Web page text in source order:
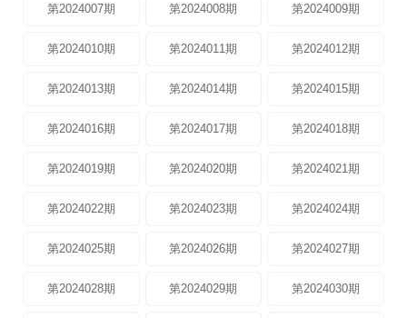
第2024007期 第2024008期 第2024009期
第2024010期 第2024011期 第2024012期
第2024013期 第2024014期 第2024015期
第2024016期 第2024017期 第2024018期
第2024019期 第2024020期 第2024021期
第2024022期 第2024023期 第2024024期
第2024025期 第2024026期 第2024027期
第2024028期 第2024029期 第2024030期